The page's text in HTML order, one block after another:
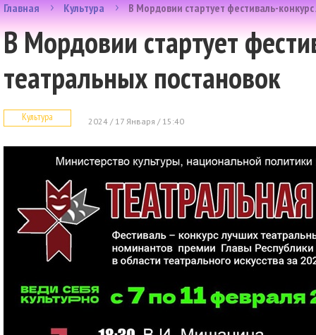
Главная Культура В Мордовии стартует фестиваль-
В Мордовии стартует
театральных постановок
Культура 2024 / 17 Января / 15:40